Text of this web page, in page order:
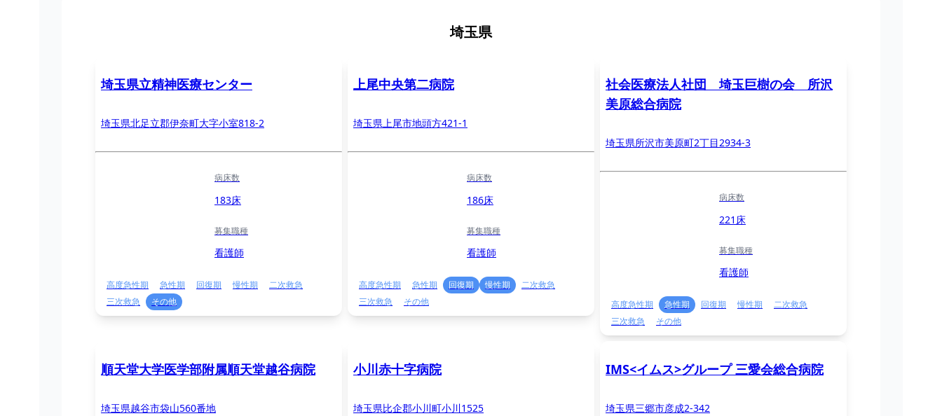
埼玉県
埼玉県立精神医療センター
埼玉県北足立郡伊奈町大字小室818-2
病床数
183床
募集職種
看護師
高度急性期 急性期 回復期 慢性期
二次救急
三次救急
その他
上尾中央第二病院
埼玉県上尾市地頭方421-1
病床数
186床
募集職種
看護師
高度急性期 急性期 回復期 慢性期
二次救急
三次救急
その他
社会医療法人社団 埼玉巨樹の会 所沢
美原総合病院
埼玉県所沢市美原町2丁目2934-3
病床数
221床
募集職種
看護師
高度急性期 急性期 回復期 慢性期
二次救急
三次救急
その他
順天堂大学医学部附属順天堂越谷病院
埼玉県越谷市袋山560番地
小川赤十字病院
埼玉県比企郡小川町小川1525
IMS<イムス>グループ 三愛会総合病院
埼玉県三郷市彦成2-342